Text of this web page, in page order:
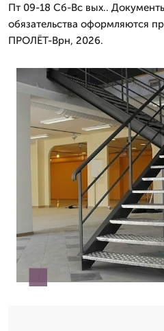
Пт 09-18 Сб-Вс вых..
обязательства оформляются
ПРОЛЁТ-Врн, 2026.